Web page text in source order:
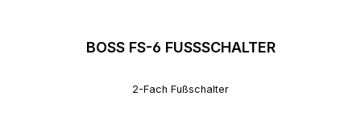
BOSS FS-6 FUSSSCHALTER
2-Fach Fußschalter